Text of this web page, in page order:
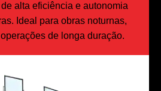
de alta eficiência e autonomia
Ideal para obras noturnas,
de longa duração.